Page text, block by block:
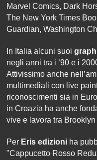
Marvel Comics, Dark
The New York Times
Guardian, Washington
In Italia alcuni suoi
negli anni tra i ’90 e i
Attivissimo anche
multimediali con live
riconoscimenti sia in
in Croazia ha anche
vive e lavora tra
Per Eris edizioni ha
"Cappucetto Rosso